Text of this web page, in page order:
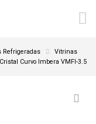
Refrigeradas
Vitrinas
Curvo Imbera VMFI-3.5